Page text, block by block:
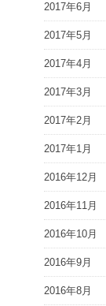
2017年6月
2017年5月
2017年4月
2017年3月
2017年2月
2017年1月
2016年12月
2016年11月
2016年10月
2016年9月
2016年8月